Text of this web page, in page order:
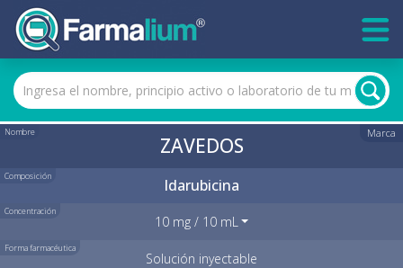
Nombre Marca
ZAVEDOS
Composición Idarubicina
Concentración
10 mg / 10 mL
Forma farmacéutica
Solución inyectable